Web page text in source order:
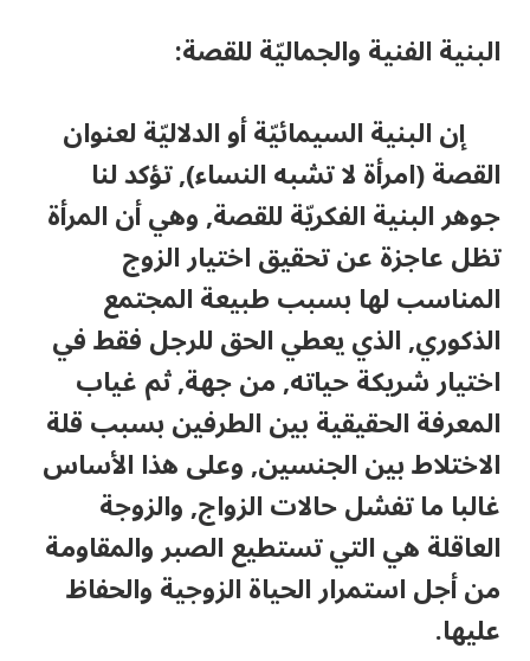
البنية الفنية والجماليّة للقصة:
إن البنية السيمائيّة أو الدلاليّة لعنوان
القصة (امرأة لا تشبه النساء), تؤكد لنا
جوهر البنية الفكريّة للقصة, وهي أن المرأة
تظل عاجزة عن تحقيق اختيار الزوج
المناسب لها بسبب طبيعة المجتمع
الذكوري, الذي يعطي الحق للرجل فقط في
اختيار شريكة حياته, من جهة, ثم غياب
المعرفة الحقيقية بين الطرفين بسبب قلة
الاختلاط بين الجنسين, وعلى هذا الأساس
غالبا ما تفشل حالات الزواج, والزوجة
العاقلة هي التي تستطيع الصبر والمقاومة
من أجل استمرار الحياة الزوجية والحفاظ
عليها.